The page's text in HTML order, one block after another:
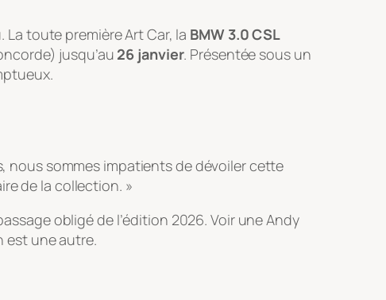
toute première Art Car, la BMW 3.0 CSL
jusqu’au 26 janvier. Présentée sous un
nous sommes impatients de dévoiler cette
de la collection. »
obligé de l’édition 2026. Voir une Andy
est une autre.